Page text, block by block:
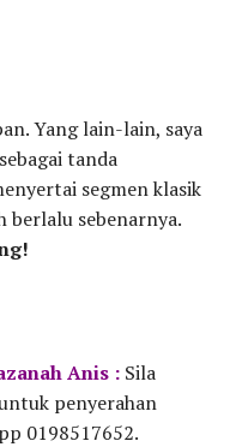
Yang lain-lain, saya
tanda
segmen klasik
berlalu sebenarnya.
Anis : Sila
penyerahan
0198517652.